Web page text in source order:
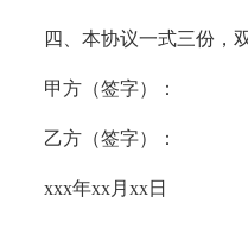
四、本协议一式三份，双
甲方（签字）：
乙方（签字）：
xxx年xx月xx日